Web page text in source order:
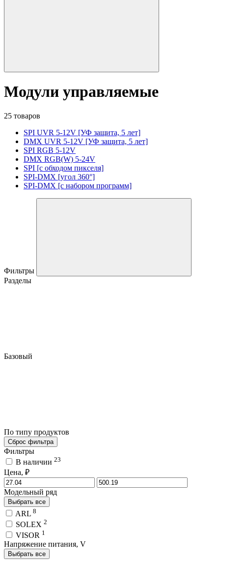
Модули управляемые
25 товаров
SPI UVR 5-12V [УФ защита, 5 лет]
DMX UVR 5-12V [УФ защита, 5 лет]
SPI RGB 5-12V
DMX RGB(W) 5-24V
SPI [с обходом пикселя]
SPI-DMX [угол 360°]
SPI-DMX [с набором программ]
Фильтры
Разделы
Базовый
По типу продуктов
Сброс фильтра
Фильтры
В наличии 23
Цена, ₽
Модельный ряд
Выбрать все
ARL 8
SOLEX 2
VISOR 1
Напряжение питания, V
Выбрать все